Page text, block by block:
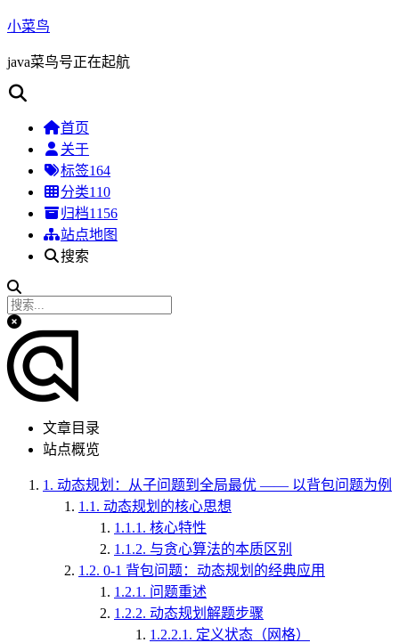
小菜鸟
java菜鸟号正在起航
首页
关于
标签164
分类110
归档1156
站点地图
搜索
文章目录
站点概览
1. 动态规划：从子问题到全局最优 —— 以背包问题为例
1.1. 动态规划的核心思想
1.1.1. 核心特性
1.1.2. 与贪心算法的本质区别
1.2. 0-1 背包问题：动态规划的经典应用
1.2.1. 问题重述
1.2.2. 动态规划解题步骤
1.2.2.1. 定义状态（网格）